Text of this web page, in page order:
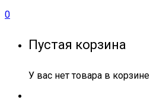
0
Пустая корзина
У вас нет товара в корзине